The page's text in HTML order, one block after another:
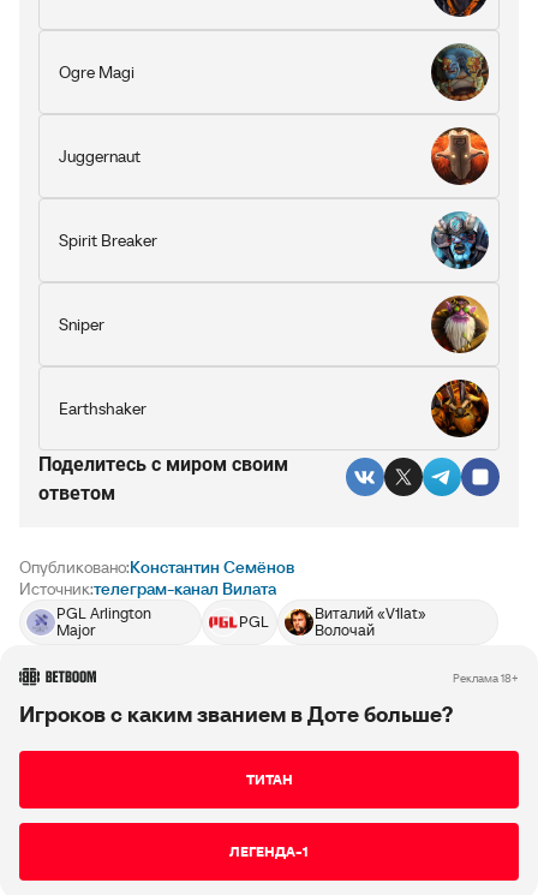
Ogre Magi
Juggernaut
Spirit Breaker
Sniper
Earthshaker
Поделитесь c миром своим
ответом
Опубликовано:Константин Семёнов
Источник:телеграм-канал Вилата
PGL Arlington
Major
PGL
Виталий «V1lat»
Волочай
Реклама 18+
Игроков с каким званием в Доте больше?
ТИТАН
ЛЕГЕНДА-1